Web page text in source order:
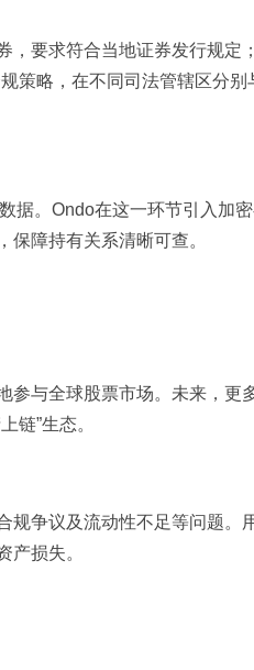
要求符合当地证券发行规定
策略，在不同司法管辖区分别
据。Ondo在这一环节引入加
障持有关系清晰可查。
与全球股票市场。未来，更
链”生态。
规争议及流动性不足等问题。
产损失。